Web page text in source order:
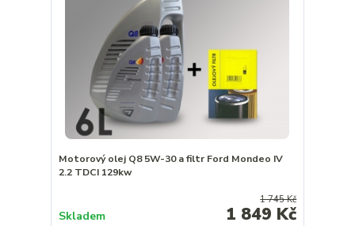
Motorový olej Q8 5W-30 a filtr Ford Mondeo IV
2.2 TDCI 129kw
1 745 Kč
1 849 Kč
Skladem